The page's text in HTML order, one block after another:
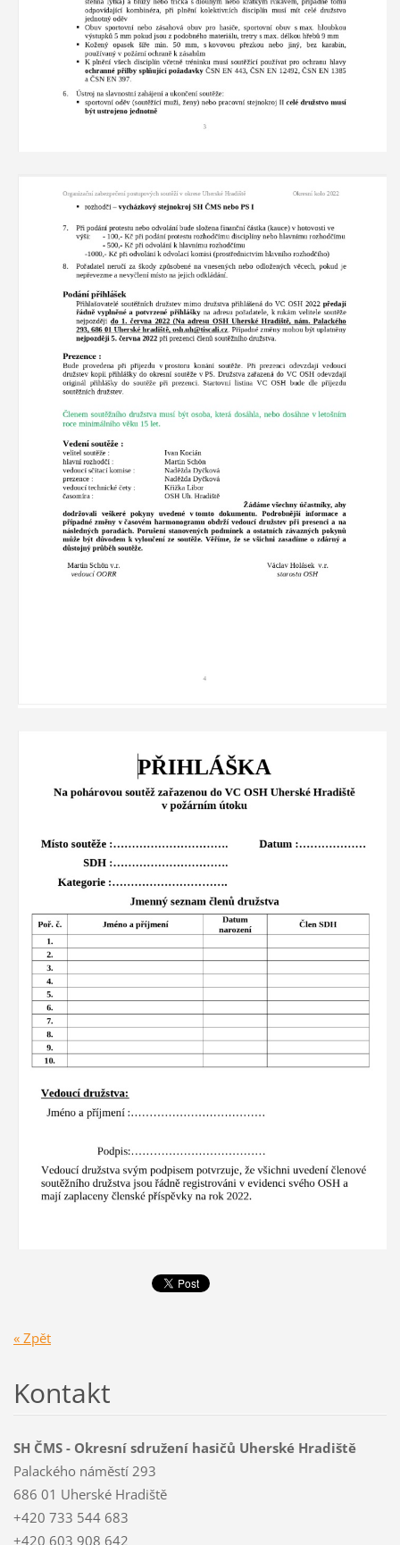
« Zpět
Kontakt
SH ČMS - Okresní sdružení hasičů Uherské Hradiště
Palackého náměstí 293
686 01 Uherské Hradiště
+420 733 544 683
+420 603 908 642